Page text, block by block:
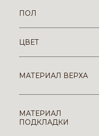
ПОЛ
ЦВЕТ
МАТЕРИАЛ ВЕРХА
МАТЕРИАЛ
ПОДКЛАДКИ